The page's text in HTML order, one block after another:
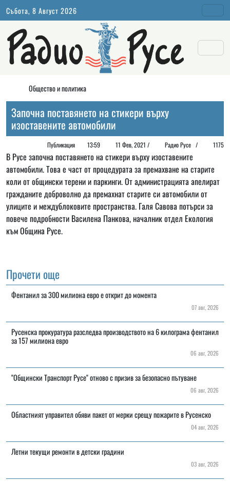
Събота, 8 Август 2026
Общество и политика
Започна поставянето на стикери върху
изоставените автомобили
Публикация 13:59 11 Фев, 2021 / Радио Русе / 1175
В Русе започна поставянето на стикери върху изоставените
автомобили. Това е част от процедурата за премахване на старите
коли от общински терени и паркинги. От администрацията апелират
гражданите доброволно да премахнат старите си автомобили от
улиците и междублоковите пространства. Галя Савова потърси за
повече подробности Василена Панкова, началник отдел Екология
към Община Русе.
Прочети още
Фентанил за 300 милиона евро е открит до момента
07 авг, 2026
Русенска прокуратура разследва производството на 6 килограма фентанил
за 157 милиона евро
06 авг, 2026
"Общински Транспорт Русе" отново с призив за безопасно пътуване
06 авг, 2026
Областният управител обяви пакет от мерки срещу пожарите в Русенско
04 авг, 2026
Летни текущи ремонти в детски градини
03 авг, 2026